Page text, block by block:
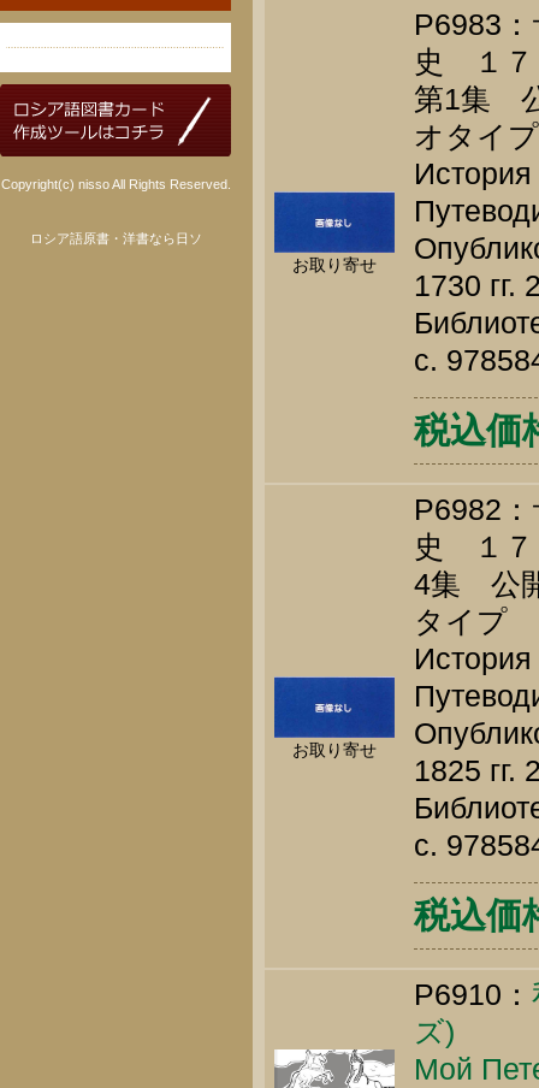
Copyright(c) nisso All Rights Reserved.
ロシア語原書・洋書なら日ソ
お取り寄せ
P6983
史 １
第1集
オタイプ
1730 гг.
c.
税込価
お取り寄せ
P6982
史 １
4集 公
タイプ
1825 гг.
c.
税込価
P6910：
ズ)
Мой